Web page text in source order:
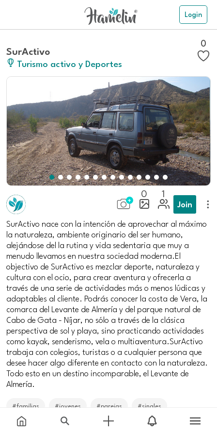
Login
SurActivo
Turismo activo y Deportes
0
0 1
Join
SurActivo nace con la intención de aprovechar al máximo
la naturaleza, ambiente originario del ser humano,
alejándose del la rutina y vida sedentaria que muy a
menudo llevamos en nuestra sociedad moderna.El
objectivo de SurActivo es mezclar deporte, naturaleza y
cultura con el ocio, para crear aventura y ofrecerla a
través de una serie de actividades más o menos lúdicas y
adaptables al cliente. Podrás conocer la costa de Vera, la
comarca del Levante de Almería y del parque natural de
Cabo de Gata - Níjar, no sólo a través de la clásica
perspectiva de sol y playa, sino practicando actividades
como kayak, senderismo, vela o multiaventura.SurActivo
trabaja con colegios, turistas o a cualquier persona que
desee hacer algo diferente en contacto con la naturaleza.
Todo esto en un destino incomparable, el Levante de
Almería.
#familias #jovenes #parejas #singles
Price